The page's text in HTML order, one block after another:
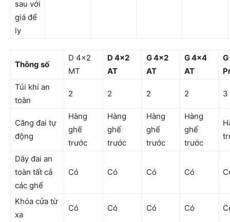
sau với
giá để
ly
Thông số
D 4×2
MT
D 4×2
AT
G 4×2
AT
G 4×4
AT
Túi khí an
toàn
2 2 2 2 3
Căng đai tự
động
Hàng
ghế
trước
Hàng
ghế
trước
Hàng
ghế
trước
Hàng
ghế
trước
Dây đai an
toàn tất cả
các ghế
Có Có Có Có
Khóa cửa từ
xa
Có Có Có Có